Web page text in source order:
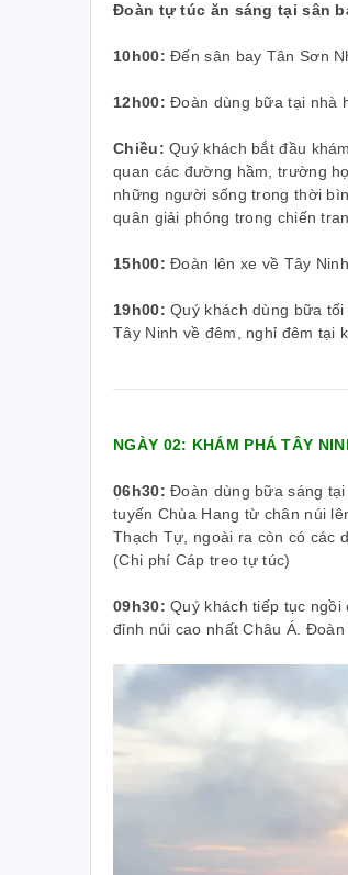
Đoàn tự túc ăn sáng tại sân
10h00:Đến sân bay Tân Sơn
12h00:Đoàn dùng bữa tại nhà
Chiều:Quý khách bắt đầu
quan các đường hầm, trường
những người sống trong thời
quân giải phóng trong chiến
15h00:Đoàn lên xe về Tây
19h00:Quý khách dùng bữa
Tây Ninh về đêm, nghỉ đêm tại
NGÀY 02: KHÁM PHÁ TÂY
06h30:Đoàn dùng bữa sáng
tuyến Chùa Hang từ chân núi
Thạch Tự, ngoài ra còn có các
(Chi phí Cáp treo tự túc)
09h30:Quý khách tiếp tục
đỉnh núi cao nhất Châu Á.
đơn vị để hợp tác về
Vietrend tôi đã chọn họ
tác được 3 năm về việc
đang trên đà phát triển
doanh nghiệp sẽ còn
hơn thế nữa. Chúc
lớn mạnh, luôn là đối